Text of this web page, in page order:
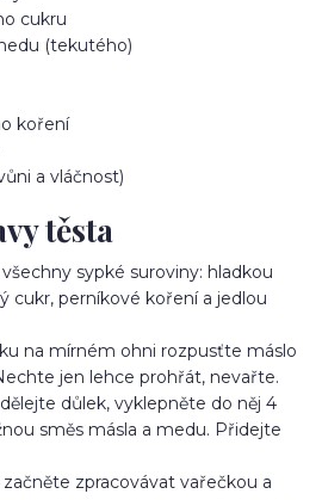
cukru
(tekutého)
koření
a vláčnost)
těsta
sypké suroviny: hladkou
cukr, perníkové koření a jedlou
na mírném ohni rozpusťte máslo
jen lehce prohřát, nevařte.
důlek, vyklepněte do něj 4
směs másla a medu. Přidejte
zpracovávat vařečkou a